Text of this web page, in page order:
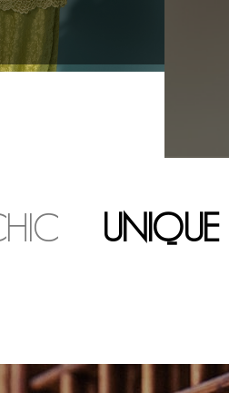
UNIQUE